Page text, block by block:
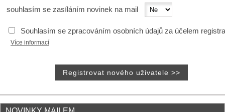
souhlasím se zasíláním novinek na mail
Souhlasím se zpracováním osobních údajů za účelem
Více informací